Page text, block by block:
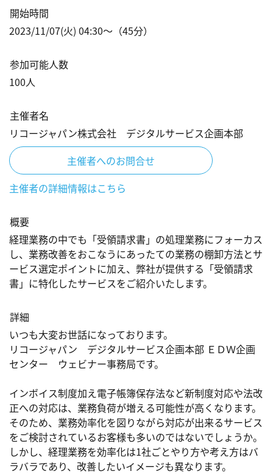
開始時間
2023/11/07(火) 04:30〜（45分）
参加可能人数
100人
主催者名
リコージャパン株式会社 デジタルサービス企画本部
主催者へのお問合せ
主催者の詳細情報はこちら
概要
経理業務の中でも「受領請求書」の処理業務にフォーカス
し、業務改善をおこなうにあったての業務の棚卸方法とサ
ービス選定ポイントに加え、弊社が提供する「受領請求
書」に特化したサービスをご紹介いたします。
詳細
いつも大変お世話になっております。
リコージャパン　デジタルサービス企画本部 ＥＤＷ企画
センター　ウェビナー事務局です。
インボイス制度加え電子帳簿保存法など新制度対応や法改
正への対応は、業務負荷が増える可能性が高くなります。
そのため、業務効率化を図りながら対応が出来るサービス
をご検討されているお客様も多いのではないでしょうか。
しかし、経理業務を効率化は1社ごとやり方や考え方はバ
ラバラであり、改善したいイメージも異なります。